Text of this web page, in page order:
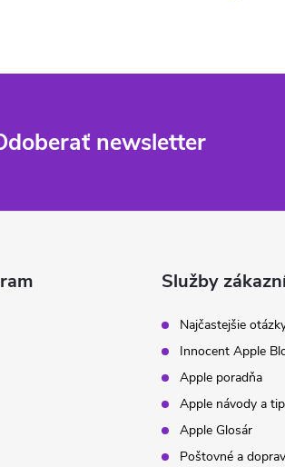
newsletter
Služby
Najčastejšie
Innocent Apple
Apple poradňa
Apple návody a
Apple Glosár
Poštovné a